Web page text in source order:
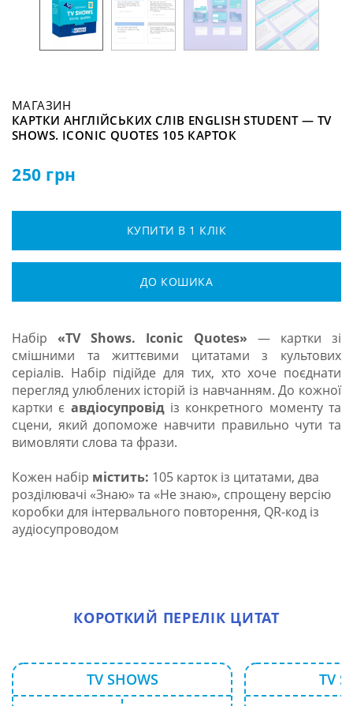
МАГАЗИН
КАРТКИ АНГЛІЙСЬКИХ СЛІВ ENGLISH STUDENT — TV
SHOWS. ICONIC QUOTES 105 КАРТОК
250 грн
КУПИТИ В 1 КЛІК
ДО КОШИКА
Набір «TV Shows. Iconic Quotes» — картки зі
смішними та життєвими цитатами з культових
серіалів. Набір підійде для тих, хто хоче поєднати
перегляд улюблених історій із навчанням. До кожної
картки є авдіосупровід із конкретного моменту та
сцени, який допоможе навчити правильно чути та
вимовляти слова та фрази.
Кожен набір містить: 105 карток із цитатами, два
розділювачі «Знаю» та «Не знаю», спрощену версію
коробки для інтервального повторення, QR-код із
аудіосупроводом
КОРОТКИЙ ПЕРЕЛІК ЦИТАТ
TV SHOWS TV